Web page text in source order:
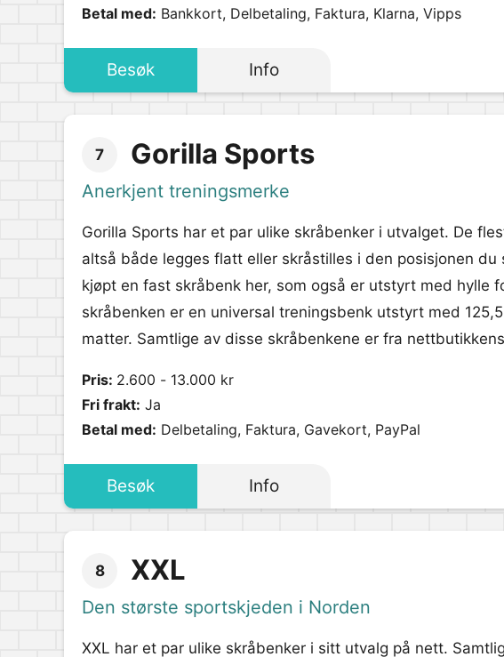
Betal med: Bankkort, Delbetaling, Faktura, Klarna, Vipps
Besøk Info
7 Gorilla Sports
Anerkjent treningsmerke
Gorilla Sports har et par ulike skråbenker i utvalget. De
altså både legges flatt eller skråstilles i den posisjonen du
kjøpt en fast skråbenk her, som også er utstyrt med hylle
skråbenken er en universal treningsbenk utstyrt med
matter. Samtlige av disse skråbenkene er fra
Pris: 2.600 - 13.000 kr
Fri frakt: Ja
Betal med: Delbetaling, Faktura, Gavekort, PayPal
Besøk Info
8 XXL
Den største sportskjeden i Norden
XXL har et par ulike skråbenker i sitt utvalg på nett.